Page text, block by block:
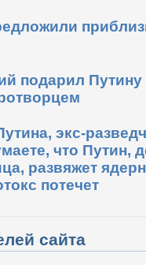
подарил
экс-
что Путин,
развяжет
потечет
сайта